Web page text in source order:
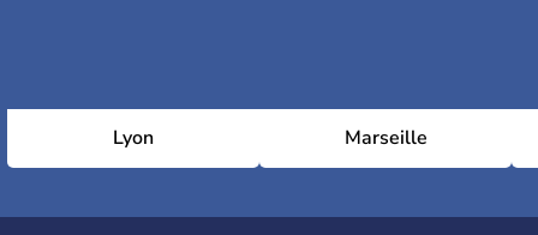
Lyon Marseille